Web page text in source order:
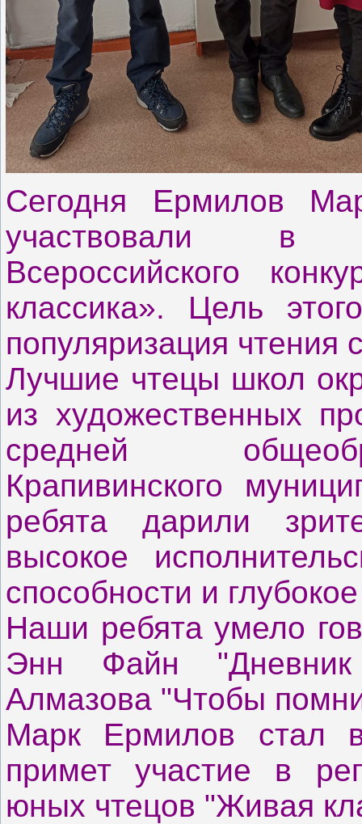
Сегодня Ермилов
участвовали в
Всероссийского
классика». Цель
популяризация чтения
Лучшие чтецы школ
из художественных
средней
Крапивинского
ребята дарили
высокое
способности и
Наши ребята умело
Энн Файн
Алмазова "Чтобы
Марк Ермилов стал
примет участие в
юных чтецов "Живая